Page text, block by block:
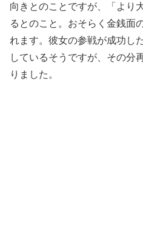
向きとのことですが、「より
るとのこと。おそらく金銭面
れます。彼女の参戦が成功し
しているそうですが、その分
りました。